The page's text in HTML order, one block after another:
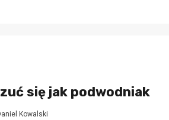
się jak podwodniak
Kowalski